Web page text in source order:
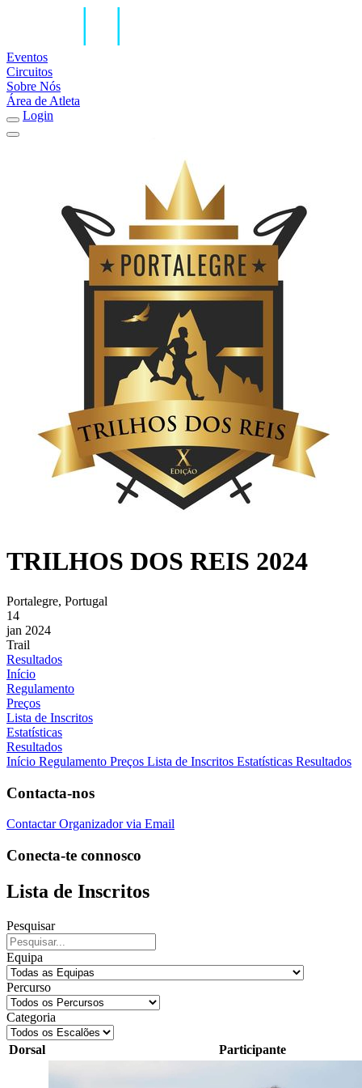
Eventos
Circuitos
Sobre Nós
Área de Atleta
Login
TRILHOS DOS REIS 2024
Portalegre, Portugal
14
jan 2024
Trail
Resultados
Início
Regulamento
Preços
Lista de Inscritos
Estatísticas
Resultados
Início Regulamento Preços Lista de Inscritos Estatísticas Resultados
Contacta-nos
Contactar Organizador via Email
Conecta-te connosco
Lista de Inscritos
Pesquisar
Equipa
Percurso
Categoria
Dorsal Participante